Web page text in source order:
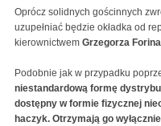
Oprócz solidnych gościnnych
uzupełniać będzie okładka od
kierownictwem Grzegorza
Podobnie jak w przypadku
niestandardową formę
dostępny w formie fizycznej
haczyk. Otrzymają go